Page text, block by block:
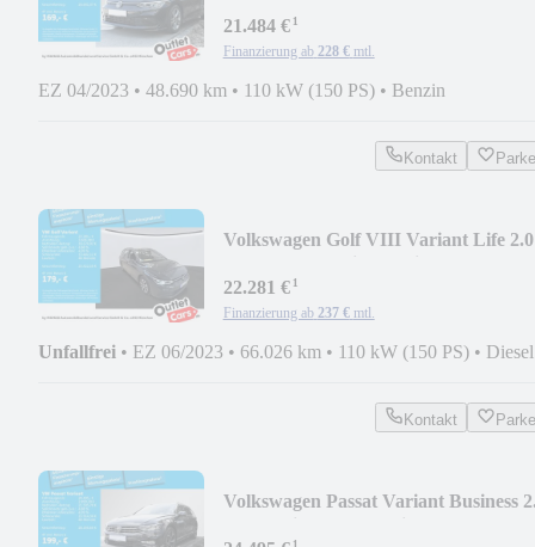
21.484 €¹
Finanzierung ab 228 € mtl.
EZ 04/2023 • 48.690 km • 110 kW (150 PS) • Benzin
Kontakt
Volkswagen Golf VIII Variant Life 2.0
22.281 €¹
Finanzierung ab 237 € mtl.
Unfallfrei • EZ 06/2023 • 66.026 km • 110 kW (150 PS) • Diesel
Kontakt
Volkswagen Passat Variant Business